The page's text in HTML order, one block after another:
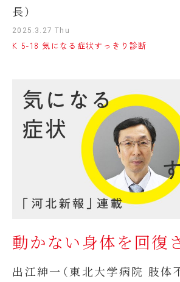
長）
2025.3.27 Thu
K 5-18 気になる症状すっきり診断
動かない身体を回復
出江紳一（東北大学病院 肢体